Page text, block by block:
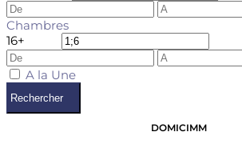
Chambres
16+
A la Une
Rechercher
DOMICIMM